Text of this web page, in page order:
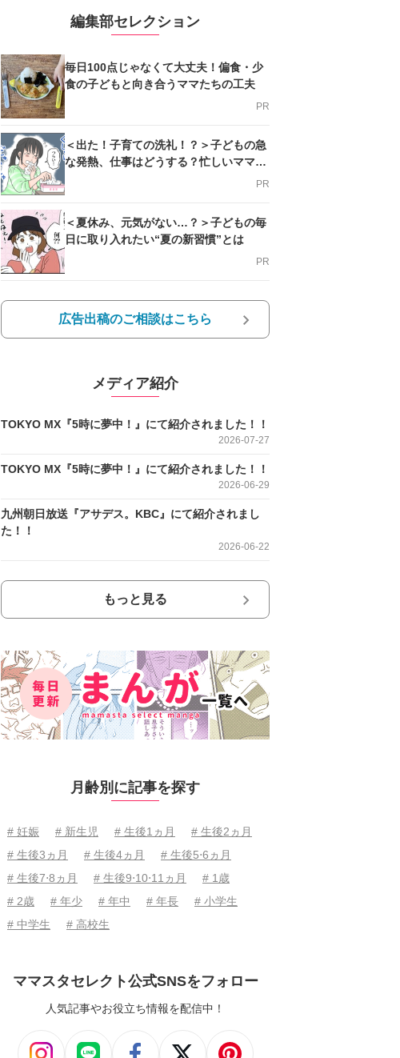
編集部セレクション
毎日100点じゃなくて大丈夫！偏食・少
食の子どもと向き合うママたちの工夫
PR
＜出た！子育ての洗礼！？＞子どもの急
な発熱、仕事はどうする？忙しいママを
PR
＜夏休み、元気がない…？＞子どもの毎
日に取り入れたい“夏の新習慣”とは
PR
広告出稿のご相談はこちら
メディア紹介
TOKYO MX『5時に夢中！』にて紹介されました！！
2026-07-27
TOKYO MX『5時に夢中！』にて紹介されました！！
2026-06-29
九州朝日放送『アサデス。KBC』にて紹介されまし
た！！
2026-06-22
もっと見る
月齢別に記事を探す
# 妊娠 # 新生児 # 生後1ヵ月
# 生後2ヵ月
# 生後3ヵ月
# 生後4ヵ月
# 生後5⋅6ヵ月
# 生後7⋅8ヵ月
# 生後9⋅10⋅11ヵ月
# 1歳
# 2歳
# 年少 # 年中 # 年長
# 小学生
# 中学生
# 高校生
ママスタセレクト公式SNSをフォロー
人気記事やお役立ち情報を配信中！